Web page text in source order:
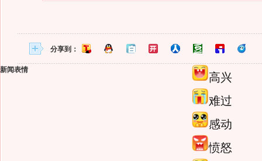
分享到：
新闻表情
高兴
难过
感动
愤怒